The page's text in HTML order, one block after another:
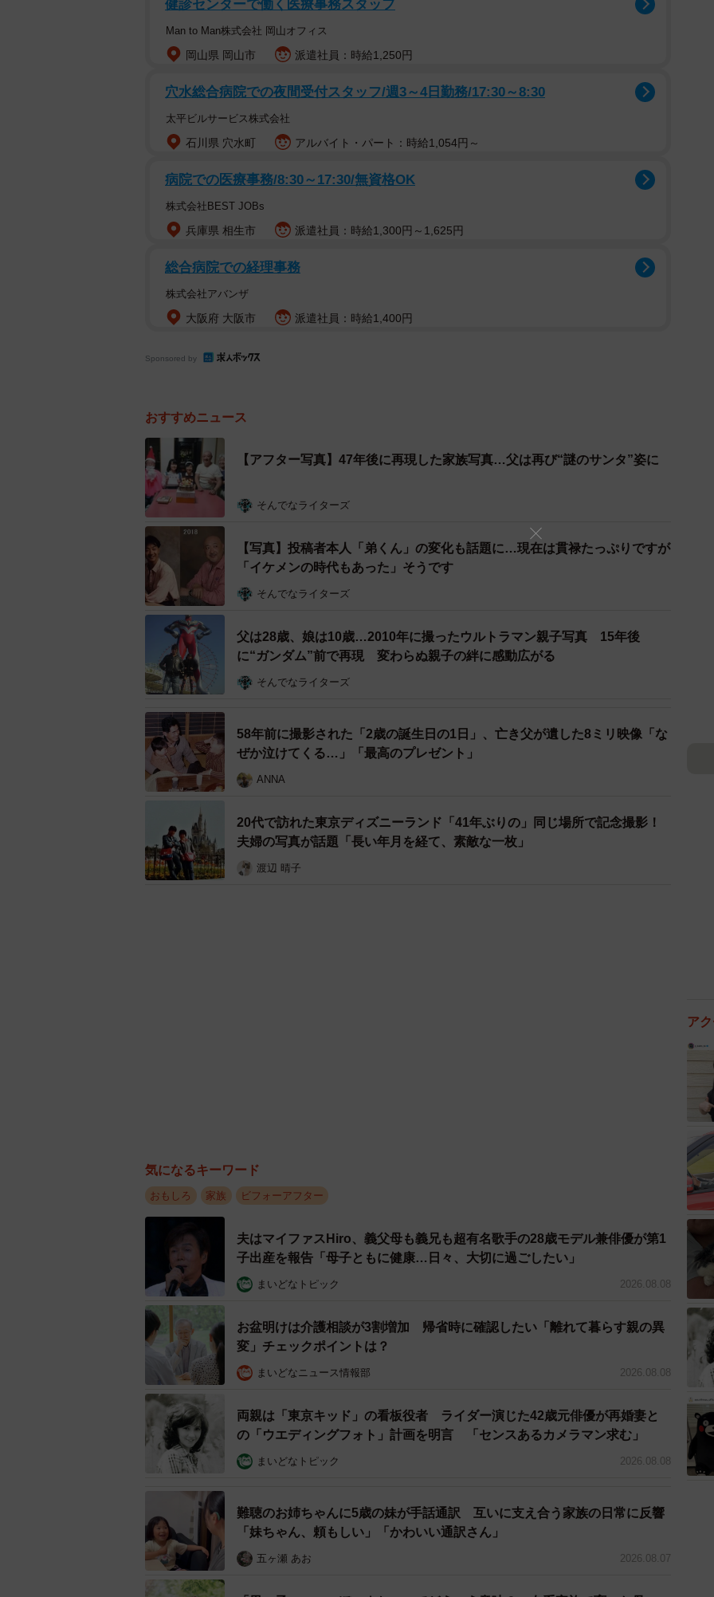
健診センターで働く医療事務スタッフ
Man to Man株式会社 岡山オフィス
岡山県 岡山市 派遣社員：時給1,250円
穴水総合病院での夜間受付スタッフ/週3～4日勤務/17:30～8:30
太平ビルサービス株式会社
石川県 穴水町 アルバイト・パート：時給1,054円～
病院での医療事務/8:30～17:30/無資格OK
株式会社BEST JOBs
兵庫県 相生市 派遣社員：時給1,300円～1,625円
総合病院での経理事務
株式会社アバンザ
大阪府 大阪市 派遣社員：時給1,400円
Sponsored by
おすすめニュース
【アフター写真】47年後に再現した家族写真…父は再び“謎のサンタ”姿に
そんでなライターズ
【写真】投稿者本人「弟くん」の変化も話題に…現在は貫禄たっぷりですが
「イケメンの時代もあった」そうです
そんでなライターズ
父は28歳、娘は10歳…2010年に撮ったウルトラマン親子写真 15年後
に“ガンダム”前で再現 変わらぬ親子の絆に感動広がる
そんでなライターズ
58年前に撮影された「2歳の誕生日の1日」、亡き父が遺した8ミリ映像「な
ぜか泣けてくる…」「最高のプレゼント」
ANNA
20代で訪れた東京ディズニーランド「41年ぶりの」同じ場所で記念撮影！
夫婦の写真が話題「長い年月を経て、素敵な一枚」
渡辺 晴子
気になるキーワード
おもしろ 家族 ビフォーアフター
夫はマイファスHiro、義父母も義兄も超有名歌手の28歳モデル兼俳優が第1
子出産を報告「母子ともに健康…日々、大切に過ごしたい」
まいどなトピック 2026.08.08
お盆明けは介護相談が3割増加 帰省時に確認したい「離れて暮らす親の異
変」チェックポイントは？
まいどなニュース情報部 2026.08.08
両親は「東京キッド」の看板役者 ライダー演じた42歳元俳優が再婚妻と
の「ウエディングフォト」計画を明言 「センスあるカメラマン求む」
まいどなトピック 2026.08.08
難聴のお姉ちゃんに5歳の妹が手話通訳 互いに支え合う家族の日常に反響
「妹ちゃん、頼もしい」「かわいい通訳さん」
五ヶ瀬 あお 2026.08.07
ア